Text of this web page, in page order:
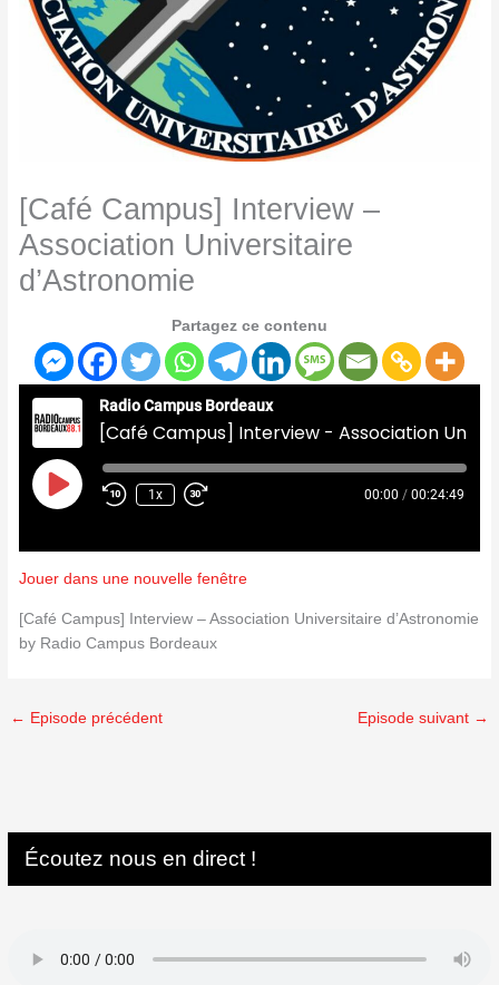
[Café Campus] Interview –
Association Universitaire
d’Astronomie
Partagez ce contenu
Radio Campus Bordeaux
Play
Episode
1x 00:00 / 00:24:49
Jouer dans une nouvelle fenêtre
[Café Campus] Interview – Association Universitaire d’Astronomie
by Radio Campus Bordeaux
← Episode précédent Episode suivant →
Écoutez nous en direct !